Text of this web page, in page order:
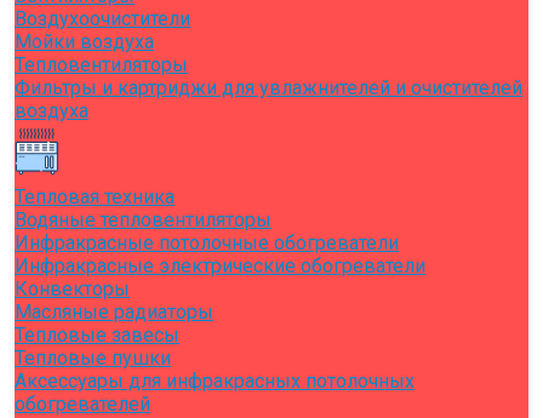
Воздухоочистители
Мойки воздуха
Тепловентиляторы
Фильтры и картриджи для увлажнителей и очистителей
воздуха
Тепловая техника
Водяные тепловентиляторы
Инфракрасные потолочные обогреватели
Инфракрасные электрические обогреватели
Конвекторы
Масляные радиаторы
Тепловые завесы
Тепловые пушки
Аксессуары для инфракрасных потолочных
обогревателей